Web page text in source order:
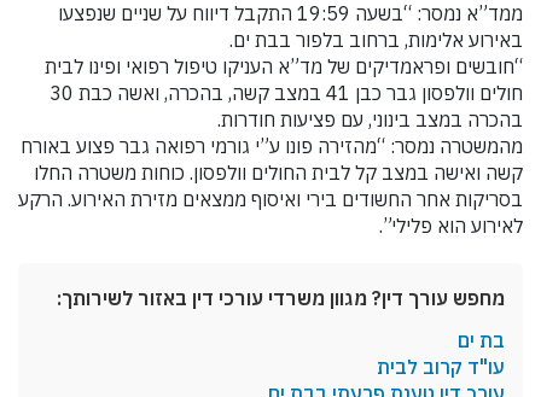
ממד”א נמסר: “בשעה 19:59 התקבל דיווח על שניים שנפצעו
באירוע אלימות, ברחוב בלפור בבת ים.
“חובשים ופראמדיקים של מד”א העניקו טיפול רפואי ופינו לבית
חולים וולפסון גבר כבן 41 במצב קשה, בהכרה, ואשה כבת 30
בהכרה במצב בינוני, עם פציעות חודרות.
מהמשטרה נמסר: “מהזירה פונו ע”י גורמי רפואה גבר פצוע באורח
קשה ואישה במצב קל לבית החולים וולפסון. כוחות משטרה החלו
בסריקות אחר החשודים בירי ואיסוף ממצאים מזירת האירוע. הרקע
לאירוע הוא פלילי”.
מחפש עורך דין? מגוון משרדי עורכי דין באזור לשירותך:
בת ים
עו"ד קרוב לבית